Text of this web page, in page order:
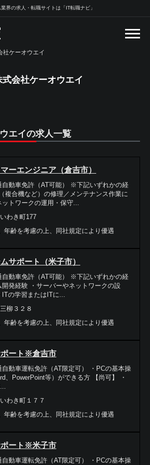
界の求人・転職サイトは「IT転職ナビ」
社ケーオウエイ
式会社ケーオウエイ
エイの求人一覧
ーエンジニア（倉吉市）
自動車免許（AT可能） ※下記いずれかの経
複合機など）の修理／メンテナンス作業に
ットワークの運用・保守...
わき町177
年齢を考慮の上、同社規定により優遇
サポート（米子市）
自動車免許（AT可能） ※下記いずれかの経
発経験 ・サーバーやネットワークの設
の学習またはITに...
柳３２８
年齢を考慮の上、同社規定により優遇
ポート※倉吉市
自動車運転免許（AT限定可） ・PCの基本操
、PowerPoint等）ができる方 【尚可】 ・
わき町１７７
年齢を考慮の上、同社規定により優遇
ポート※米子市
自動車運転免許（AT限定可） ・PCの基本操